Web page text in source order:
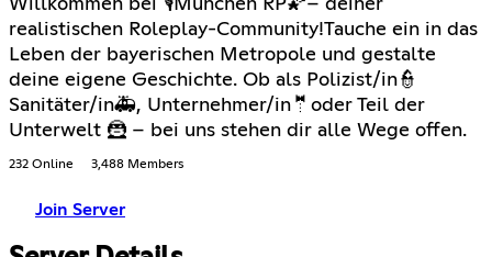
Willkommen bei 🎙München RP🌠– deiner
realistischen Roleplay-Community!Tauche ein in das
Leben der bayerischen Metropole und gestalte
deine eigene Geschichte. Ob als Polizist/in👮
Sanitäter/in🚑, Unternehmer/in🤵oder Teil der
Unterwelt 🦹 – bei uns stehen dir alle Wege offen.
232 Online 3,488 Members
Join Server